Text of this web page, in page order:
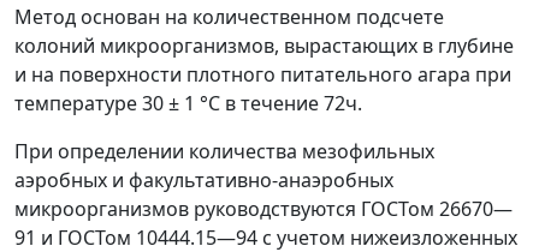
Метод основан на количественном подсчете
колоний микроорганизмов, вырастающих в глубине
и на поверхности плотного питательного агара при
температуре 30 ± 1 °С в течение 72ч.
При определении количества мезофильных
аэробных и факультативно-анаэробных
микроорганизмов руководствуются ГОСТом 26670—
91 и ГОСТом 10444.15—94 с учетом нижеизложенных